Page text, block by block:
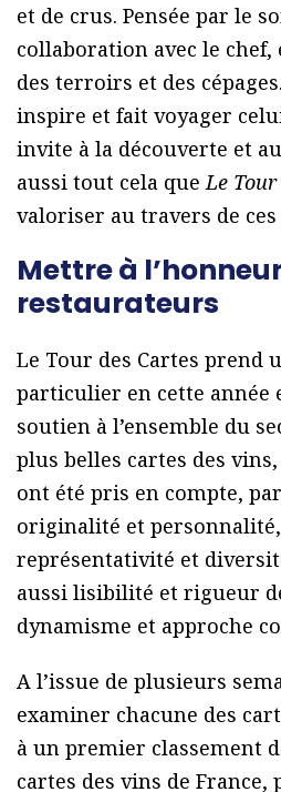
et de crus. Pensée par le
collaboration avec le
des terroirs et des
inspire et fait voyager
invite à la découverte et
aussi tout cela queLe Tour
valoriser au travers de
Mettre à
restaurateurs
Le Tour des Cartes prend
particulier en cette année
soutien à l’ensemble du
plus belles cartes des
ont été pris en compte,
originalité et
représentativité et
aussi lisibilité et rigueur
dynamisme et approche
A l’issue de plusieurs
examiner chacune des
à un premier classement
cartes des vins de France,